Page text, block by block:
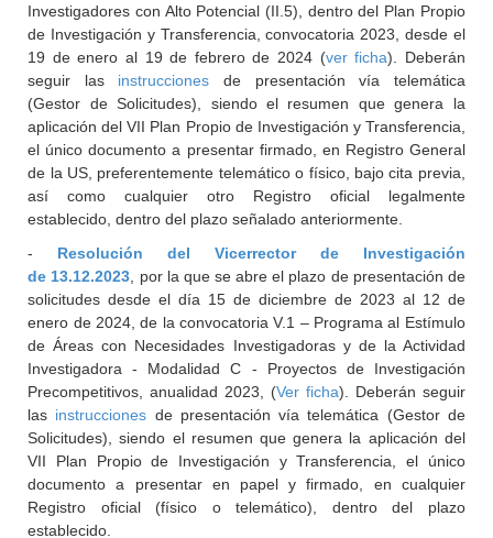
Investigadores con Alto Potencial (II.5), dentro del Plan Propio
de Investigación y Transferencia, convocatoria 2023, desde el
19 de enero al 19 de febrero de 2024 (ver ficha). Deberán
seguir las instrucciones de presentación vía telemática
(Gestor de Solicitudes), siendo el resumen que genera la
aplicación del VII Plan Propio de Investigación y Transferencia,
el único documento a presentar firmado, en Registro General
de la US, preferentemente telemático o físico, bajo cita previa,
así como cualquier otro Registro oficial legalmente
establecido, dentro del plazo señalado anteriormente.
- Resolución del Vicerrector de Investigación
de 13.12.2023 , por la que se abre el plazo de presentación de
solicitudes desde el día 15 de diciembre de 2023 al 12 de
enero de 2024, de la convocatoria V.1 – Programa al Estímulo
de Áreas con Necesidades Investigadoras y de la Actividad
Investigadora - Modalidad C - Proyectos de Investigación
Precompetitivos, anualidad 2023, (Ver ficha). Deberán seguir
las instrucciones de presentación vía telemática (Gestor de
Solicitudes), siendo el resumen que genera la aplicación del
VII Plan Propio de Investigación y Transferencia, el único
documento a presentar en papel y firmado, en cualquier
Registro oficial (físico o telemático), dentro del plazo
establecido.